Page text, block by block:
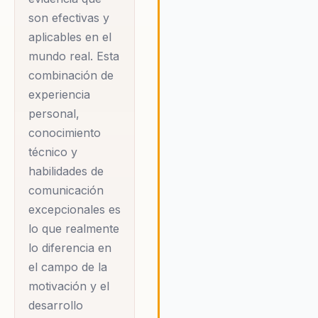
América Latina,
convirtiéndose en un
pilar en el mundo de
la motivación. Su
enfoque se centra en
la resiliencia como
una herramienta para
enfrentar y superar
las adversidades,
convirtiendo cada
desafío en una
oportunidad para el
crecimiento personal
y profesional. Además
de sus charlas, Daniel
son efectivas y
aplicables en el
mundo real. Esta
combinación de
experiencia
personal,
conocimiento
técnico y
habilidades de
comunicación
excepcionales es
lo que realmente
lo diferencia en
el campo de la
motivación y el
desarrollo